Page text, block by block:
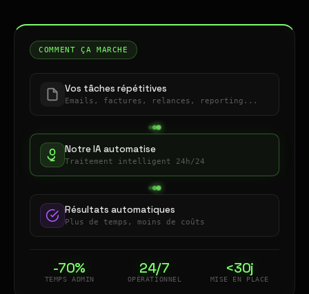
COMMENT ÇA MARCHE
Vos tâches répétitives
Emails, factures, relances, reporting...
Notre IA automatise
Traitement intelligent 24h/24
Résultats automatiques
Plus de temps, moins de coûts
-70%
TEMPS ADMIN
24/7
OPÉRATIONNEL
<30j
MISE EN PLACE